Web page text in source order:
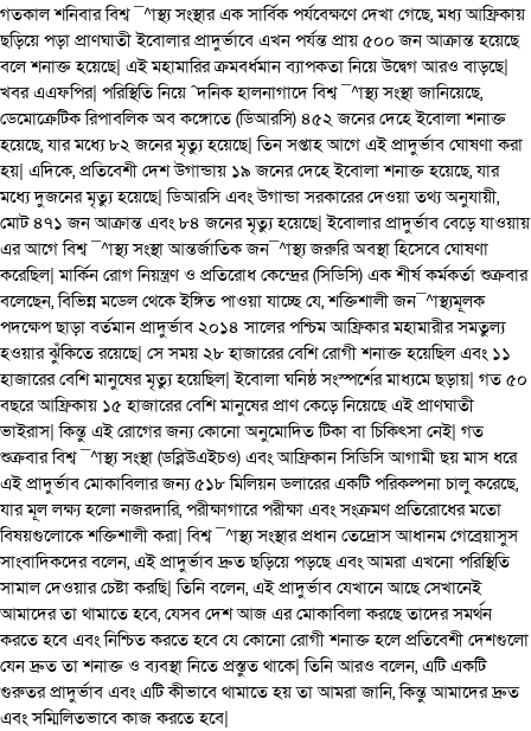
গতকাল শনিবার বিশ্ব ¯^াস্থ্য সংস্থার এক সার্বিক পর্যবেক্ষণে দেখা গেছে, মধ্য আফ্রিকায়
ছড়িয়ে পড়া প্রাণঘাতী ইবোলার প্রাদুর্ভাবে এখন পর্যন্ত প্রায় ৫০০ জন আক্রান্ত হয়েছে
বলে শনাক্ত হয়েছে| এই মহামারির ক্রমবর্ধমান ব্যাপকতা নিয়ে উদ্বেগ আরও বাড়ছে|
খবর এএফপির| পরিস্থিতি নিয়ে ˆদনিক হালনাগাদে বিশ্ব ¯^াস্থ্য সংস্থা জানিয়েছে,
ডেমোক্রেটিক রিপাবলিক অব কঙ্গোতে (ডিআরসি) ৪৫২ জনের দেহে ইবোলা শনাক্ত
হয়েছে, যার মধ্যে ৮২ জনের মৃত্যু হয়েছে| তিন সপ্তাহ আগে এই প্রাদুর্ভাব ঘোষণা করা
হয়| এদিকে, প্রতিবেশী দেশ উগান্ডায় ১৯ জনের দেহে ইবোলা শনাক্ত হয়েছে, যার
মধ্যে দুজনের মৃত্যু হয়েছে| ডিআরসি এবং উগান্ডা সরকারের দেওয়া তথ্য অনুযায়ী,
মোট ৪৭১ জন আক্রান্ত এবং ৮৪ জনের মৃত্যু হয়েছে| ইবোলার প্রাদুর্ভাব বেড়ে যাওয়ায়
এর আগে বিশ্ব ¯^াস্থ্য সংস্থা আন্তর্জাতিক জন¯^াস্থ্য জরুরি অবস্থা হিসেবে ঘোষণা
করেছিল| মার্কিন রোগ নিয়ন্ত্রণ ও প্রতিরোধ কেন্দ্রের (সিডিসি) এক শীর্ষ কর্মকর্তা শুক্রবার
বলেছেন, বিভিন্ন মডেল থেকে ইঙ্গিত পাওয়া যাচ্ছে যে, শক্তিশালী জন¯^াস্থ্যমূলক
পদক্ষেপ ছাড়া বর্তমান প্রাদুর্ভাব ২০১৪ সালের পশ্চিম আফ্রিকার মহামারীর সমতুল্য
হওয়ার ঝুঁকিতে রয়েছে| সে সময় ২৮ হাজারের বেশি রোগী শনাক্ত হয়েছিল এবং ১১
হাজারের বেশি মানুষের মৃত্যু হয়েছিল| ইবোলা ঘনিষ্ঠ সংস্পর্শের মাধ্যমে ছড়ায়| গত ৫০
বছরে আফ্রিকায় ১৫ হাজারের বেশি মানুষের প্রাণ কেড়ে নিয়েছে এই প্রাণঘাতী
ভাইরাস| কিন্তু এই রোগের জন্য কোনো অনুমোদিত টিকা বা চিকিৎসা নেই| গত
শুক্রবার বিশ্ব ¯^াস্থ্য সংস্থা (ডব্লিউএইচও) এবং আফ্রিকান সিডিসি আগামী ছয় মাস ধরে
এই প্রাদুর্ভাব মোকাবিলার জন্য ৫১৮ মিলিয়ন ডলারের একটি পরিকল্পনা চালু করেছে,
যার মূল লক্ষ্য হলো নজরদারি, পরীক্ষাগারে পরীক্ষা এবং সংক্রমণ প্রতিরোধের মতো
বিষয়গুলোকে শক্তিশালী করা| বিশ্ব ¯^াস্থ্য সংস্থার প্রধান তেদ্রোস আধানম গেব্রেয়াসুস
সাংবাদিকদের বলেন, এই প্রাদুর্ভাব দ্রুত ছড়িয়ে পড়ছে এবং আমরা এখনো পরিস্থিতি
সামাল দেওয়ার চেষ্টা করছি| তিনি বলেন, এই প্রাদুর্ভাব যেখানে আছে সেখানেই
আমাদের তা থামাতে হবে, যেসব দেশ আজ এর মোকাবিলা করছে তাদের সমর্থন
করতে হবে এবং নিশ্চিত করতে হবে যে কোনো রোগী শনাক্ত হলে প্রতিবেশী দেশগুলো
যেন দ্রুত তা শনাক্ত ও ব্যবস্থা নিতে প্রস্তুত থাকে| তিনি আরও বলেন, এটি একটি
গুরুতর প্রাদুর্ভাব এবং এটি কীভাবে থামাতে হয় তা আমরা জানি, কিন্তু আমাদের দ্রুত
এবং সম্মিলিতভাবে কাজ করতে হবে|